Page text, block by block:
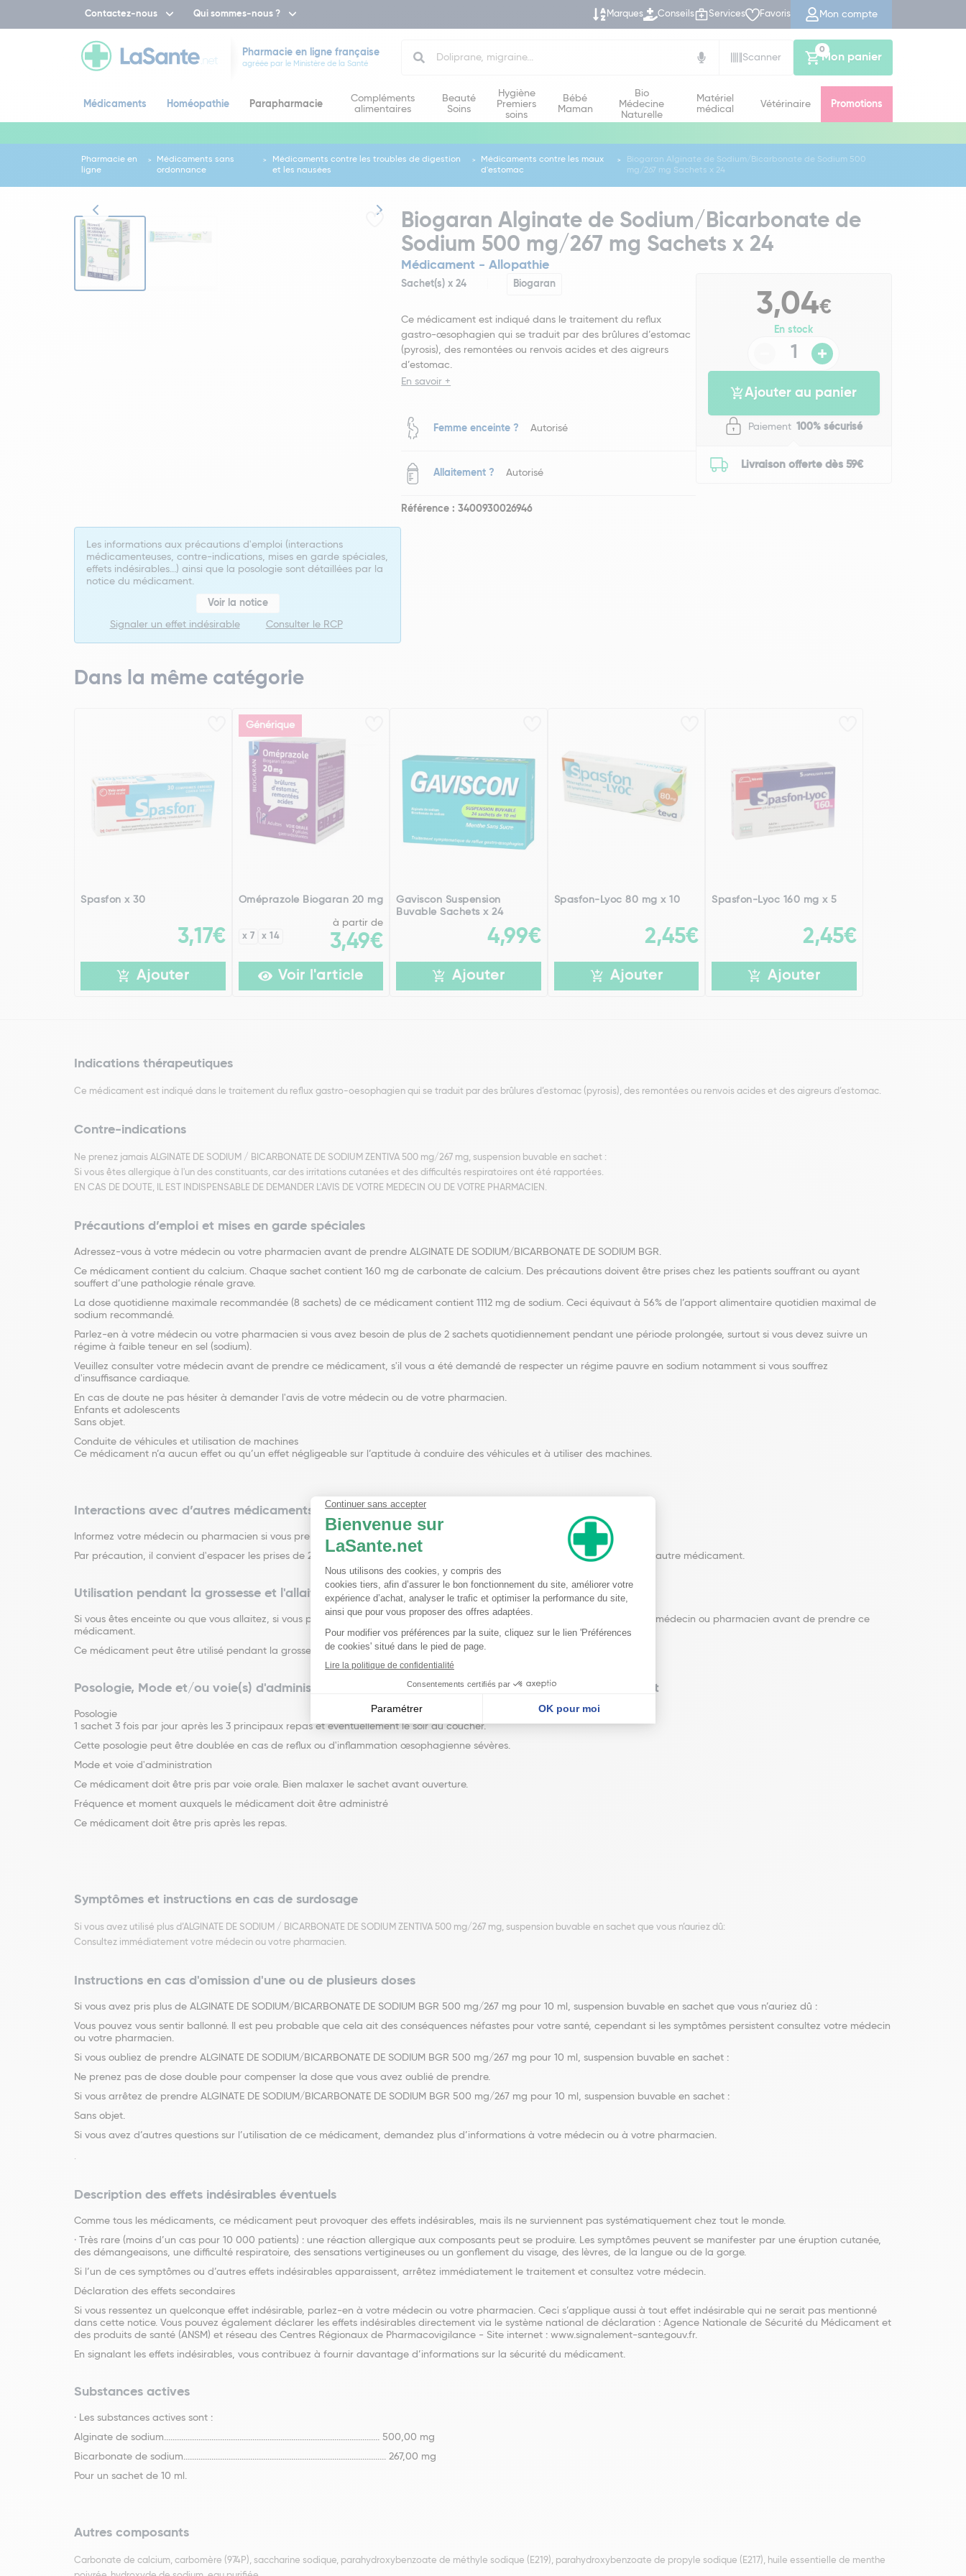
Contactez-nous Qui sommes-nous ? Marques Conseils Services Favoris Mon compte
Pharmacie en ligne française
agréée par le Ministère de la Santé
Scanner
Mon panier
0
Médicaments Homéopathie Parapharmacie
Compléments
alimentaires
Beauté
Soins
Hygiène
Premiers
soins
Bébé
Maman
Bio
Médecine
Naturelle
Matériel
médical
Vétérinaire Promotions
Pharmacie en
ligne
Médicaments sans
ordonnance
Médicaments contre les troubles de digestion
et les nausées
Médicaments contre les maux
d'estomac
Biogaran Alginate de Sodium/Bicarbonate de Sodium 500
mg/267 mg Sachets x 24
Biogaran Alginate de Sodium/Bicarbonate de
Sodium 500 mg/267 mg Sachets x 24
Médicament - Allopathie
Sachet(s) x 24 Biogaran
Ce médicament est indiqué dans le traitement du reflux
gastro-œsophagien qui se traduit par des brûlures d’estomac
(pyrosis), des remontées ou renvois acides et des aigreurs
d’estomac.
En savoir +
Femme enceinte ? Autorisé
Allaitement ? Autorisé
Référence : 3400930026946
3,04€
En stock
Ajouter au panier
Paiement 100% sécurisé
Livraison offerte dès 59€
Les informations aux précautions d'emploi (interactions
médicamenteuses, contre-indications, mises en garde spéciales,
effets indésirables...) ainsi que la posologie sont détaillées par la
notice du médicament.
Voir la notice
Signaler un effet indésirable Consulter le RCP
Dans la même catégorie
Spasfon x 30
3,17€
Ajouter
Générique
Oméprazole Biogaran 20 mg
x 7 x 14
à partir de
3,49€
Voir l'article
Gaviscon Suspension
Buvable Sachets x 24
4,99€
Ajouter
Spasfon-Lyoc 80 mg x 10
2,45€
Ajouter
Spasfon-Lyoc 160 mg x 5
2,45€
Ajouter
Indications thérapeutiques
Ce médicament est indiqué dans le traitement du reflux gastro-oesophagien qui se traduit par des brûlures d’estomac (pyrosis), des remontées ou renvois acides et des aigreurs d’estomac.
Contre-indications
Ne prenez jamais ALGINATE DE SODIUM / BICARBONATE DE SODIUM ZENTIVA 500 mg/267 mg, suspension buvable en sachet :
Si vous êtes allergique à l'un des constituants, car des irritations cutanées et des difficultés respiratoires ont été rapportées.
EN CAS DE DOUTE, IL EST INDISPENSABLE DE DEMANDER L'AVIS DE VOTRE MEDECIN OU DE VOTRE PHARMACIEN.
Précautions d’emploi et mises en garde spéciales
Adressez-vous à votre médecin ou votre pharmacien avant de prendre ALGINATE DE SODIUM/BICARBONATE DE SODIUM BGR.
Ce médicament contient du calcium. Chaque sachet contient 160 mg de carbonate de calcium. Des précautions doivent être prises chez les patients souffrant ou ayant
souffert d’une pathologie rénale grave.
La dose quotidienne maximale recommandée (8 sachets) de ce médicament contient 1112 mg de sodium. Ceci équivaut à 56% de l’apport alimentaire quotidien maximal de
sodium recommandé.
Parlez-en à votre médecin ou votre pharmacien si vous avez besoin de plus de 2 sachets quotidiennement pendant une période prolongée, surtout si vous devez suivre un
régime à faible teneur en sel (sodium).
Veuillez consulter votre médecin avant de prendre ce médicament, s'il vous a été demandé de respecter un régime pauvre en sodium notamment si vous souffrez
d'insuffisance cardiaque.
En cas de doute ne pas hésiter à demander l'avis de votre médecin ou de votre pharmacien.
Enfants et adolescents
Sans objet.
Conduite de véhicules et utilisation de machines
Ce médicament n’a aucun effet ou qu’un effet négligeable sur l’aptitude à conduire des véhicules et à utiliser des machines.
Interactions avec d’autres médicaments
Informez votre médecin ou pharmacien si vous prenez, avez récemment pris ou pourriez prendre tout autre médicament.
Par précaution, il convient d'espacer les prises de 2 heures entre ALGINATE DE SODIUM/BICARBONATE DE SODIUM BGR et un autre médicament.
Utilisation pendant la grossesse et l'allaitement
Si vous êtes enceinte ou que vous allaitez, si vous pensez être enceinte ou planifiez une grossesse, demandez conseil à votre médecin ou pharmacien avant de prendre ce
médicament.
Ce médicament peut être utilisé pendant la grossesse et l'allaitement.
Posologie, Mode et/ou voie(s) d'administration, Fréquence d'administration et Durée du traitement
Posologie
1 sachet 3 fois par jour après les 3 principaux repas et éventuellement le soir au coucher.
Cette posologie peut être doublée en cas de reflux ou d'inflammation œsophagienne sévères.
Mode et voie d'administration
Ce médicament doit être pris par voie orale. Bien malaxer le sachet avant ouverture.
Fréquence et moment auxquels le médicament doit être administré
Ce médicament doit être pris après les repas.
Symptômes et instructions en cas de surdosage
Si vous avez utilisé plus d’ALGINATE DE SODIUM / BICARBONATE DE SODIUM ZENTIVA 500 mg/267 mg, suspension buvable en sachet que vous n’auriez dû:
Consultez immédiatement votre médecin ou votre pharmacien.
Instructions en cas d'omission d'une ou de plusieurs doses
Si vous avez pris plus de ALGINATE DE SODIUM/BICARBONATE DE SODIUM BGR 500 mg/267 mg pour 10 ml, suspension buvable en sachet que vous n’auriez dû :
Vous pouvez vous sentir ballonné. Il est peu probable que cela ait des conséquences néfastes pour votre santé, cependant si les symptômes persistent consultez votre médecin
ou votre pharmacien.
Si vous oubliez de prendre ALGINATE DE SODIUM/BICARBONATE DE SODIUM BGR 500 mg/267 mg pour 10 ml, suspension buvable en sachet :
Ne prenez pas de dose double pour compenser la dose que vous avez oublié de prendre.
Si vous arrêtez de prendre ALGINATE DE SODIUM/BICARBONATE DE SODIUM BGR 500 mg/267 mg pour 10 ml, suspension buvable en sachet :
Sans objet.
Si vous avez d’autres questions sur l’utilisation de ce médicament, demandez plus d’informations à votre médecin ou à votre pharmacien.
.
Description des effets indésirables éventuels
Comme tous les médicaments, ce médicament peut provoquer des effets indésirables, mais ils ne surviennent pas systématiquement chez tout le monde.
· Très rare (moins d’un cas pour 10 000 patients) : une réaction allergique aux composants peut se produire. Les symptômes peuvent se manifester par une éruption cutanée,
des démangeaisons, une difficulté respiratoire, des sensations vertigineuses ou un gonflement du visage, des lèvres, de la langue ou de la gorge.
Si l’un de ces symptômes ou d’autres effets indésirables apparaissent, arrêtez immédiatement le traitement et consultez votre médecin.
Déclaration des effets secondaires
Si vous ressentez un quelconque effet indésirable, parlez-en à votre médecin ou votre pharmacien. Ceci s’applique aussi à tout effet indésirable qui ne serait pas mentionné
dans cette notice. Vous pouvez également déclarer les effets indésirables directement via le système national de déclaration : Agence Nationale de Sécurité du Médicament et
des produits de santé (ANSM) et réseau des Centres Régionaux de Pharmacovigilance - Site internet : www.signalement-sante.gouv.fr.
En signalant les effets indésirables, vous contribuez à fournir davantage d’informations sur la sécurité du médicament.
Substances actives
· Les substances actives sont :
Alginate de sodium.................................................................................................... 500,00 mg
Bicarbonate de sodium.............................................................................................. 267,00 mg
Pour un sachet de 10 ml.
Autres composants
Carbonate de calcium, carbomère (974P), saccharine sodique, parahydroxybenzoate de méthyle sodique (E219), parahydroxybenzoate de propyle sodique (E217), huile essentielle de menthe